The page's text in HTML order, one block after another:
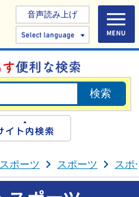
音声読み上げ
Select
検索
ポーツ スポーツ スポ